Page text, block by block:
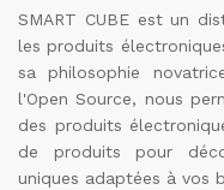
SMART CUBE est un
les produits
sa philosophie
l'Open Source, nous
des produits
de produits pour
uniques adaptées à vos